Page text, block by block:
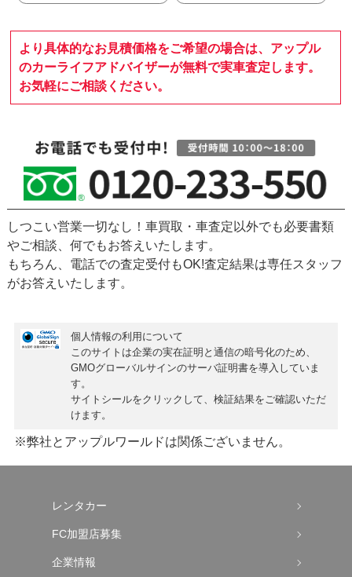
より具体的なお見積価格をご希望の場合は、アップル
のカーライフアドバイザーが無料で実車査定します。
お気軽にご相談ください。
しつこい営業一切なし！車買取・車査定以外でも必要書類
やご相談、何でもお答えいたします。
もちろん、 電話での査定受付もOK!査定結果は専任スタッフ
がお答えいたします。
個人情報の利用について
このサイトは企業の実在証明と通信の暗号化のため、
GMOグローバルサインのサーバ証明書を導入していま
す。
サイトシールをクリックして、検証結果をご確認いただ
けます。
※弊社とアップルワールドは関係ございません。
レンタカー
FC加盟店募集
企業情報